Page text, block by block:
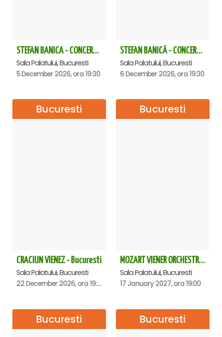
STEFAN BANICA - CONCERT EXTRAORDINAR DE CRĂCIUN 2026
Sala Palatului, Bucuresti
5 December 2026, ora 19:30
STEFAN BANICĂ - CONCERT EXTRAORDINAR DE CRĂCIUN 2026
Sala Palatului, Bucuresti
6 December 2026, ora 19:30
Bucuresti
CRACIUN VIENEZ - Bucuresti
Sala Palatului, Bucuresti
22 December 2026, ora 19:00
Bucuresti
MOZART VIENER ORCHESTRA - CONCERT EXTRAORDINAR - Sala Palatului
Sala Palatului, Bucuresti
17 January 2027, ora 19:00
Bucuresti Bucuresti